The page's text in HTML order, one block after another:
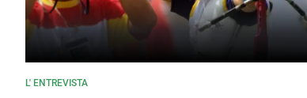
L' ENTREVISTA